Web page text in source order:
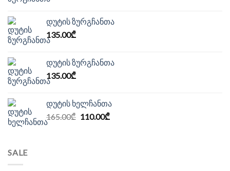
დუტის ზურგჩანთა
135.00₾
დუტის ზურგჩანთა
135.00₾
დუტის ხელჩანთა
165.00₾ Original
110.00₾Current
SALE